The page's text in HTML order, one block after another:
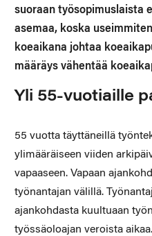
suoraan työsopimuslaista
asemaa, koska
koeaikana johtaa
määräys vähentää
Yli 55-vuotiaille
55 vuotta täyttäneillä
ylimääräiseen viiden
vapaaseen. Vapaan
työnantajan välillä.
ajankohdasta kuultuaan
työssäoloajan veroista aikaa.